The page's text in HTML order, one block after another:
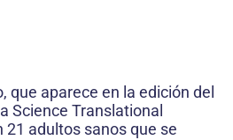
que aparece en la edición del
Science Translational
adultos sanos que se